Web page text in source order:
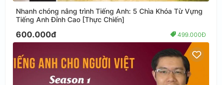
Nhanh chóng nâng trình Tiếng Anh: 5 Chìa Khóa Từ Vựng
Tiếng Anh Đỉnh Cao [Thực Chiến]
600.000đ 499.000Đ